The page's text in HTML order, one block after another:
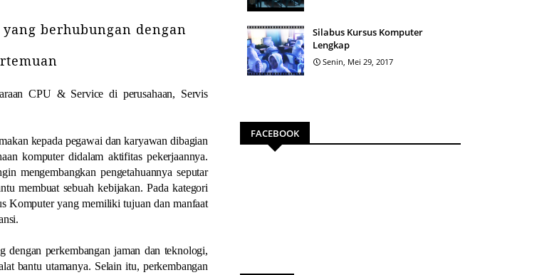
berhubungan dengan
CPU & Service di perusahaan, Servis
kepada pegawai dan karyawan dibagian
komputer didalam aktifitas pekerjaannya.
mengembangkan pengetahuannya seputar
membuat sebuah kebijakan. Pada kategori
Komputer yang memiliki tujuan dan manfaat
perkembangan jaman dan teknologi,
bantu utamanya. Selain itu, perkembangan
Silabus Kursus Komputer
Lengkap
Senin, Mei 29, 2017
FACEBOOK